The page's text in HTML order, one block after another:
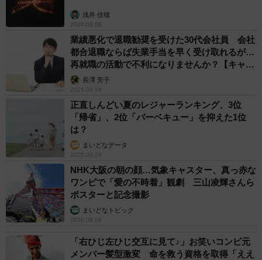
浅井 佳穂
2026.08.09
業績悪化で退職勧奨を受けた30代会社員 会社
都合退職ならば失業手当を早く受け取れるが…
再就職の活動で不利になりませんか？【キャリ
アカウンセラーが解説】
長澤 芳子
2026.08.09
正直しんどい夏のレジャーランキング、3位
「帰省」、2位「バーベキュー」を抑えた1位
は？
まいどなデータ
2026.08.09
NHK大阪の朝の顔…気象キャスター、真っ赤な
ワンピで「愛の不時着」観劇 三山凌輝さんら
ポスターと記念撮影
まいどなトピック
2026.08.09
「右ひじ左ひじ交互に見て♪」お笑いコンビ元
メンバー髪型激変 命を救う資格を取得「ええ